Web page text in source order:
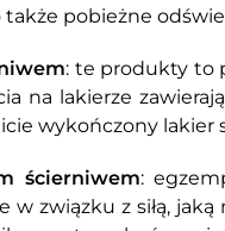
pobieżne
: te produkty to
na lakierze
wykończony lakier
ścierniwem:
w związku z siłą,